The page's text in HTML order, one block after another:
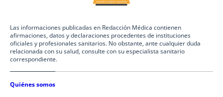
Las informaciones publicadas en Redacción Médica contienen
afirmaciones, datos y declaraciones procedentes de instituciones
oficiales y profesionales sanitarios. No obstante, ante cualquier duda
relacionada con su salud, consulte con su especialista sanitario
correspondiente.
Quiénes somos